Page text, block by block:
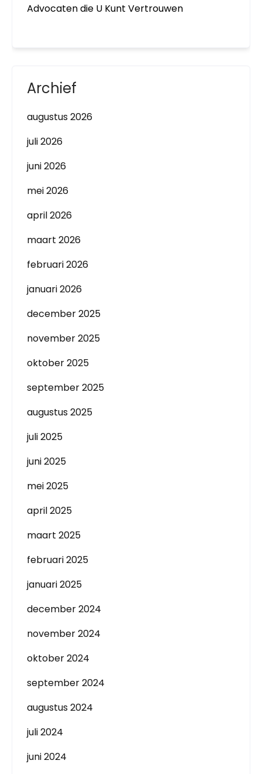
Advocaten die U Kunt Vertrouwen
Archief
augustus 2026
juli 2026
juni 2026
mei 2026
april 2026
maart 2026
februari 2026
januari 2026
december 2025
november 2025
oktober 2025
september 2025
augustus 2025
juli 2025
juni 2025
mei 2025
april 2025
maart 2025
februari 2025
januari 2025
december 2024
november 2024
oktober 2024
september 2024
augustus 2024
juli 2024
juni 2024